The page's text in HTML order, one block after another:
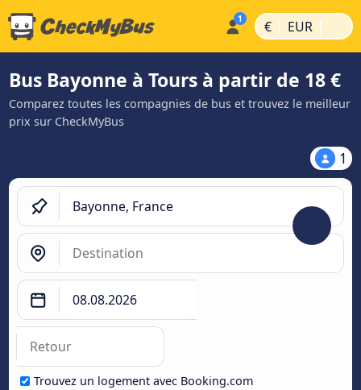
€ | EUR |
Bus Bayonne à Tours à partir de 18 €
Comparez toutes les compagnies de bus et trouvez le meilleur
prix sur CheckMyBus
1
Trouvez un logement avec Booking.com